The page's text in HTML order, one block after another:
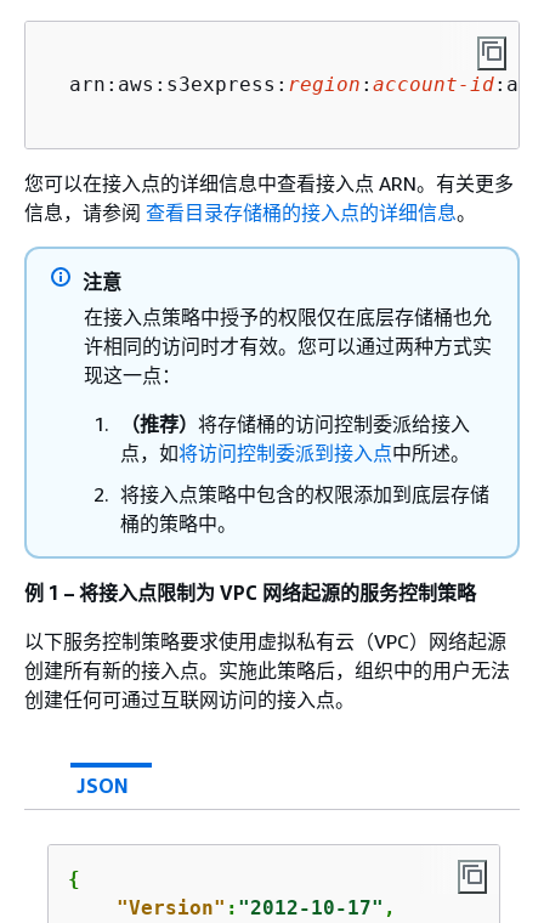
  arn:aws:s3express:
region : account-id
您可以在接入点的详细信息中查看接入点 ARN。有关更多
信息，请参阅 查看目录存储桶的接入点的详细信息。
注意
在接入点策略中授予的权限仅在底层存储桶也允
许相同的访问时才有效。您可以通过两种方式实
现这一点：
（推荐） 将存储桶的访问控制委派给接入
点，如将访问控制委派到接入点中所述。
将接入点策略中包含的权限添加到底层存储
桶的策略中。
例 1 – 将接入点限制为 VPC 网络起源的服务控制策略
以下服务控制策略要求使用虚拟私有云（VPC）网络起源
创建所有新的接入点。实施此策略后，组织中的用户无法
创建任何可通过互联网访问的接入点。
JSON
{
"Version" : "2012-10-17" ,